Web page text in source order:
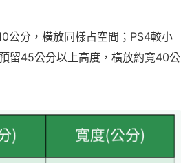
公分，橫放同樣占空間；PS4較小
留45公分以上高度，橫放約寬40公